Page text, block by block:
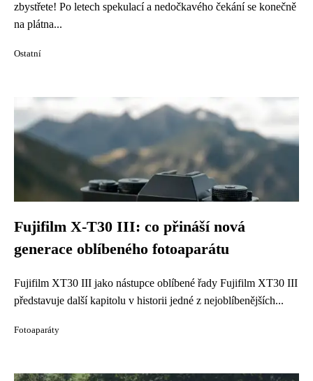
zbystřete! Po letech spekulací a nedočkavého čekání se konečně
na plátna...
Ostatní
Fujifilm X-T30 III: co přináší nová
generace oblíbeného fotoaparátu
Fujifilm XT30 III jako nástupce oblíbené řady Fujifilm XT30 III
představuje další kapitolu v historii jedné z nejoblíbenějších...
Fotoaparáty